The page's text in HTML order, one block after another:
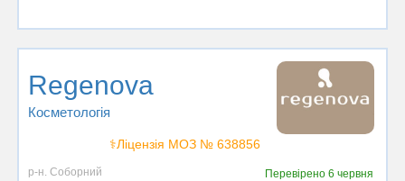
Regenova
Косметологія
⚕️Ліцензія МОЗ № 638856
р-н. Соборний Перевірено 6 червня